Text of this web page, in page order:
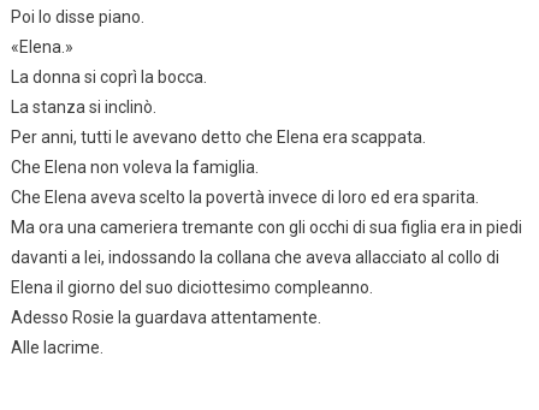
Poi lo disse piano.
«Elena.»
La donna si coprì la bocca.
La stanza si inclinò.
Per anni, tutti le avevano detto che Elena era scappata.
Che Elena non voleva la famiglia.
Che Elena aveva scelto la povertà invece di loro ed era sparita.
Ma ora una cameriera tremante con gli occhi di sua figlia era in piedi
davanti a lei, indossando la collana che aveva allacciato al collo di
Elena il giorno del suo diciottesimo compleanno.
Adesso Rosie la guardava attentamente.
Alle lacrime.